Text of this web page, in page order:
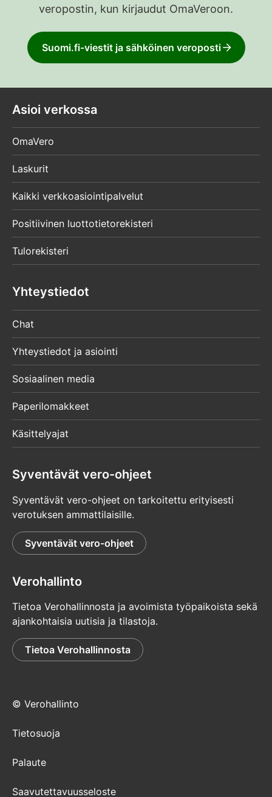
veropostin, kun kirjaudut OmaVeroon.
Suomi.fi-viestit ja sähköinen veroposti
Asioi verkossa
OmaVero
Laskurit
Kaikki verkkoasiointipalvelut
Positiivinen luottotietorekisteri
Tulorekisteri
Yhteystiedot
Chat
Yhteystiedot ja asiointi
Sosiaalinen media
Paperilomakkeet
Käsittelyajat
Syventävät vero-ohjeet
Syventävät vero-ohjeet on tarkoitettu erityisesti
verotuksen ammattilaisille.
Syventävät vero-ohjeet
Verohallinto
Tietoa Verohallinnosta ja avoimista työpaikoista sekä
ajankohtaisia uutisia ja tilastoja.
Tietoa Verohallinnosta
© Verohallinto
Tietosuoja
Palaute
Saavutettavuusseloste